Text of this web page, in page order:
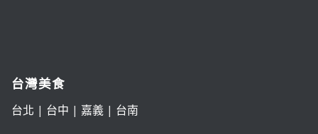
台灣美食
台北 | 台中 | 嘉義| 台南